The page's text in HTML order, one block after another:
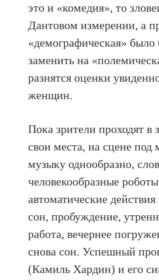
это и «комедия», то
Дантовом измерении, а
«демографическая»
заменить на
разнятся оценки
женщин.
Пока зрители проходят в
свои места, на сцене
музыку однообразно,
человекообразные
автоматические
сон, пробуждение,
работа, вечернее
снова сон. Успешный
(Камиль Хардин) и его